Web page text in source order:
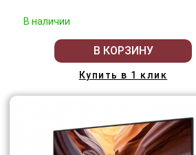
В наличии
В КОРЗИНУ
Купить в 1 клик